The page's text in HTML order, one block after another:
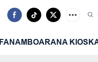
FANAMBOARANA